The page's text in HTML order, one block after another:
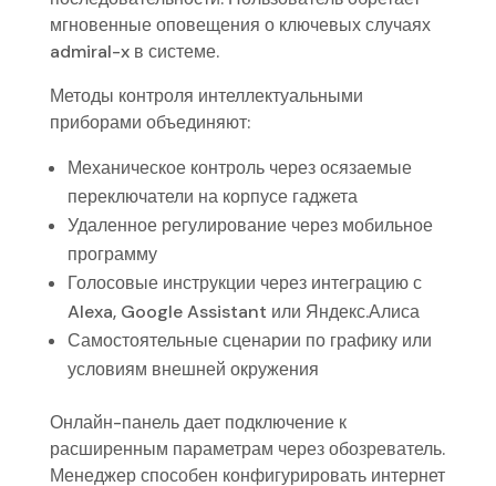
мгновенные оповещения о ключевых случаях
admiral-x в системе.
Методы контроля интеллектуальными
приборами объединяют:
Механическое контроль через осязаемые
переключатели на корпусе гаджета
Удаленное регулирование через мобильное
программу
Голосовые инструкции через интеграцию с
Alexa, Google Assistant или Яндекс.Алиса
Самостоятельные сценарии по графику или
условиям внешней окружения
Онлайн-панель дает подключение к
расширенным параметрам через обозреватель.
Менеджер способен конфигурировать интернет